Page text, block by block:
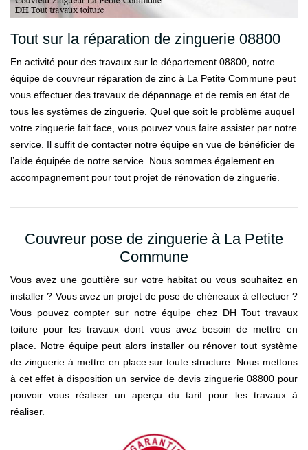
Tout sur la réparation de zinguerie 08800
En activité pour des travaux sur le département 08800, notre
équipe de couvreur réparation de zinc à La Petite Commune peut
vous effectuer des travaux de dépannage et de remis en état de
tous les systèmes de zinguerie. Quel que soit le problème auquel
votre zinguerie fait face, vous pouvez vous faire assister par notre
service. Il suffit de contacter notre équipe en vue de bénéficier de
l’aide équipée de notre service. Nous sommes également en
accompagnement pour tout projet de rénovation de zinguerie.
Couvreur pose de zinguerie à La Petite
Commune
Vous avez une gouttière sur votre habitat ou vous souhaitez en
installer ? Vous avez un projet de pose de chéneaux à effectuer ?
Vous pouvez compter sur notre équipe chez DH Tout travaux
toiture pour les travaux dont vous avez besoin de mettre en
place. Notre équipe peut alors installer ou rénover tout système
de zinguerie à mettre en place sur toute structure. Nous mettons
à cet effet à disposition un service de devis zinguerie 08800 pour
pouvoir vous réaliser un aperçu du tarif pour les travaux à
réaliser.